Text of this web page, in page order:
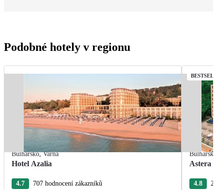
Podobné hotely v regionu
Bulharsko,Varna
Hotel Azalia
4.7 707 hodnocení zákazníků
Bulharsko
Astera
4.8